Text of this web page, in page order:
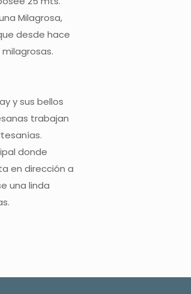
Milagrosa,
desde hace
y sus bellos
trabajan
donde
en dirección a
una linda